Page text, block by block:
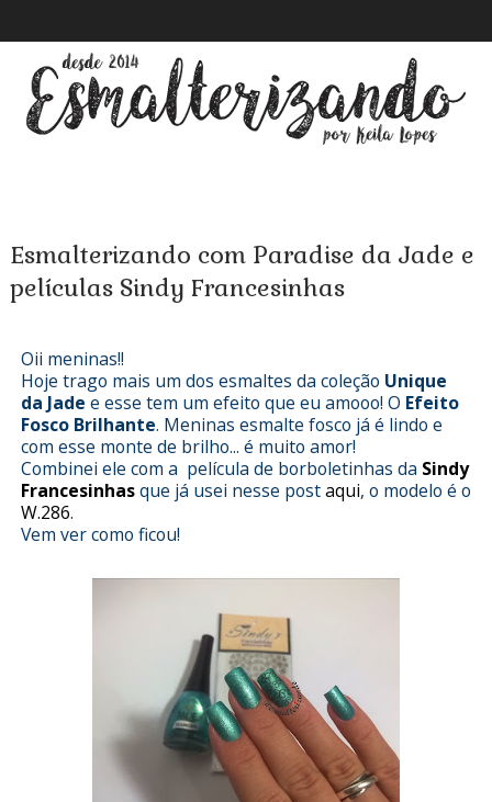
Esmalterizando com Paradise da Jade e
películas Sindy Francesinhas
Oii meninas!!
Hoje trago mais um dos esmaltes da coleção Unique
da Jade e esse tem um efeito que eu amooo! O Efeito
Fosco Brilhante. Meninas esmalte fosco já é lindo e
com esse monte de brilho... é muito amor!
Combinei ele com a película de borboletinhas da Sindy
Francesinhasque já usei nesse postaqui, o modelo é o
W.286.
Vem ver como ficou!